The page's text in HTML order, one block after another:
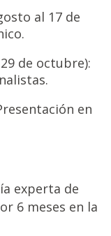
al 17 de
de octubre):
en
experta de
6 meses en la